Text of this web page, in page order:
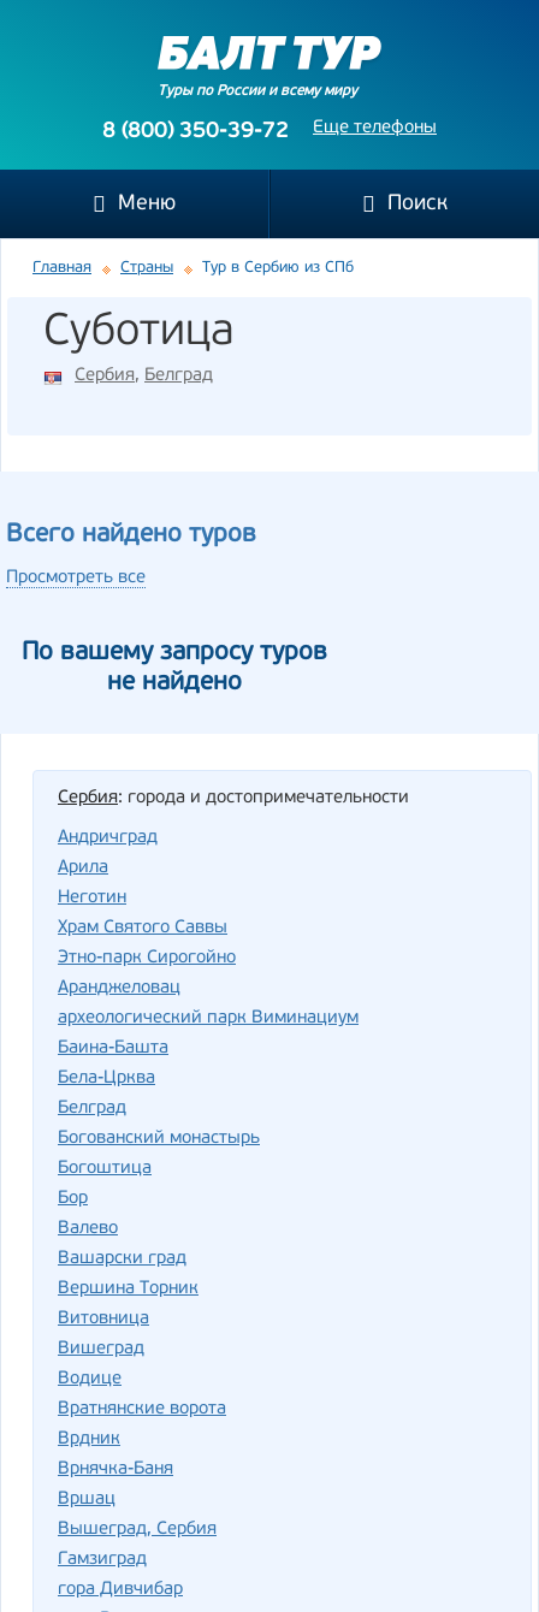
Туры по России и всему миру
Еще телефоны
8 (800) 350-39-72
Меню Поиск
Главная Страны Тур в Сербию из СПб
Суботица
Сербия, Белград
Всего найдено туров
Просмотреть все
По вашему запросу туров
не найдено
Сербия: города и достопримечательности
Андричград
Арила
Неготин
Храм Святого Саввы
Этно-парк Сирогойно
Аранджеловац
археологический парк Виминациум
Баина-Башта
Бела-Црква
Белград
Богованский монастырь
Богоштица
Бор
Валево
Вашарски град
Вершина Торник
Витовница
Вишеград
Водице
Вратнянские ворота
Врдник
Врнячка-Баня
Вршац
Вышеград, Сербия
Гамзиград
гора Дивчибар